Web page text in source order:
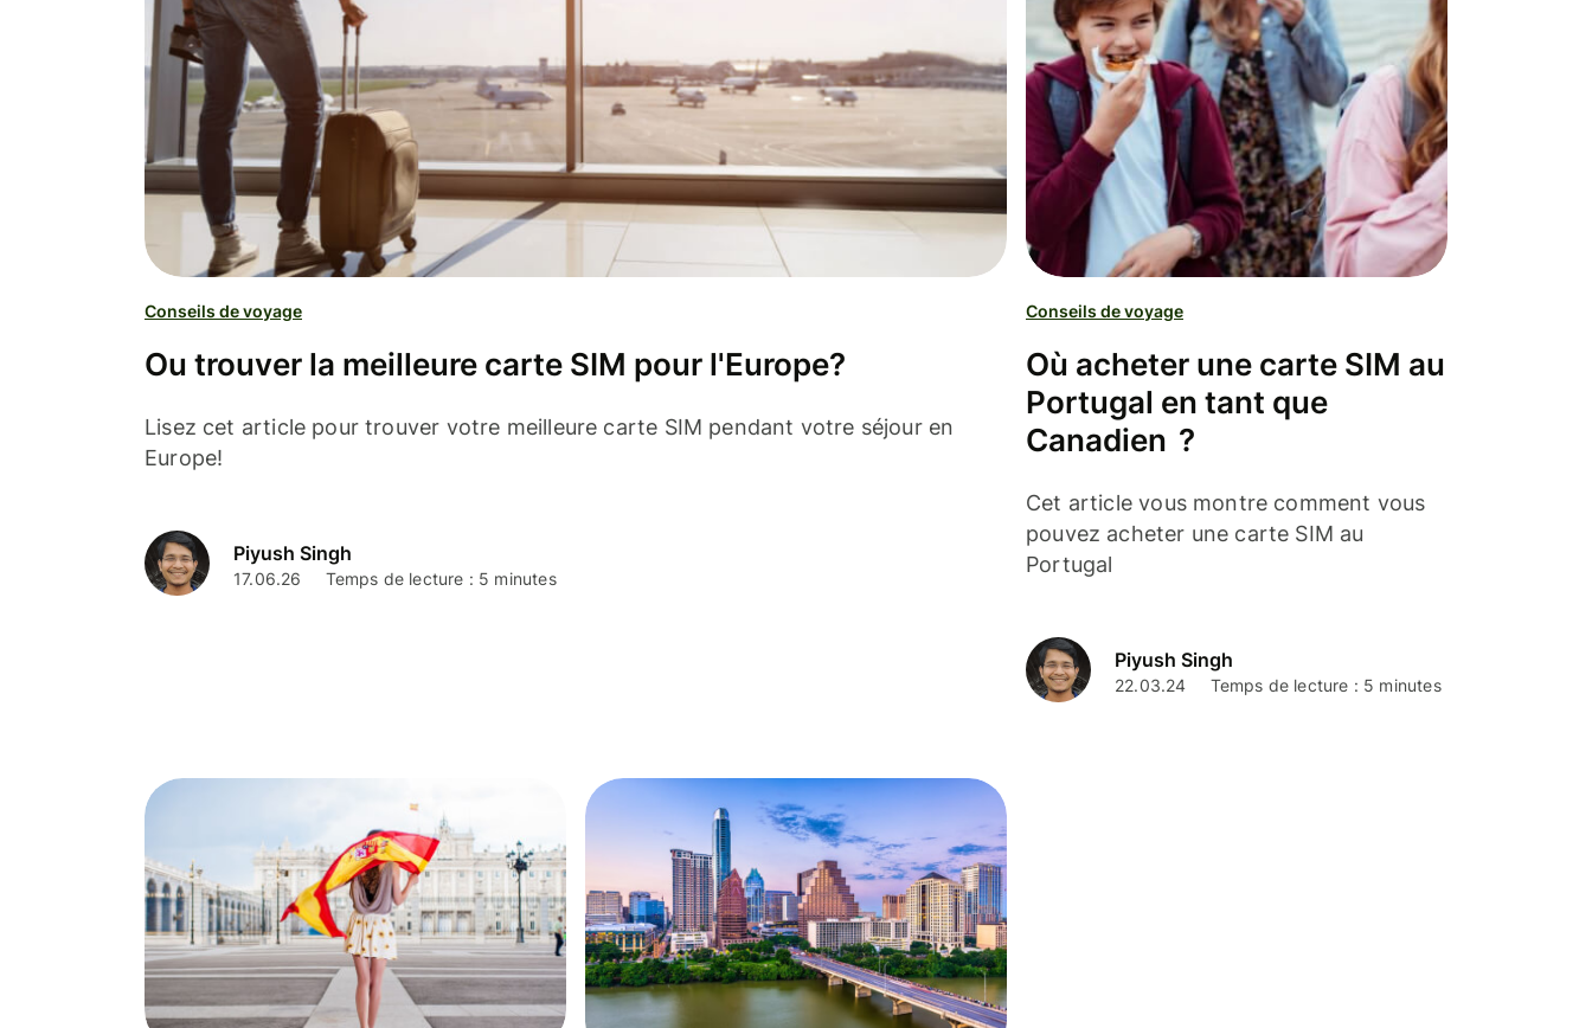
Conseils de voyage
Ou trouver la meilleure carte SIM pour l'Europe?
Lisez cet article pour trouver votre meilleure carte SIM pendant votre séjour en
Europe!
Piyush Singh
17.06.26 Temps de lecture : 5 minutes
Conseils de voyage
Où acheter une carte SIM au
Portugal en tant que
Canadien ?
Cet article vous montre comment vous
pouvez acheter une carte SIM au
Portugal
Piyush Singh
22.03.24 Temps de lecture : 5 minutes